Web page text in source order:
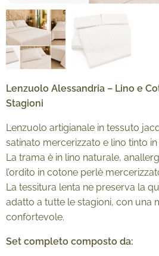
Lenzuolo Alessandria – Lino e
Stagioni
Lenzuolo artigianale in tessuto
satinato mercerizzato e lino tinto in
La trama è in lino naturale,
l’ordito in cotone perlè
La tessitura lenta ne preserva la
adatto a tutte le stagioni, con una
confortevole.
Set completo composto da: